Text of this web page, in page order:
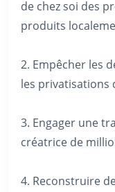
de chez soi des
produits
2. Empêcher les
les privatisations
3. Engager une
créatrice de
4. Reconstruire